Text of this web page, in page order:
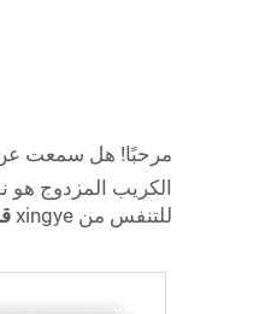
مرحبًا! هل سمعت عن
الكريب المزدوج هو
للتنفس من xingye